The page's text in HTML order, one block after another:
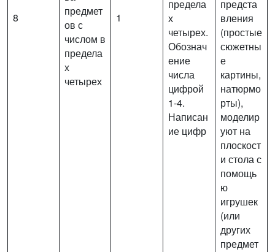
предела
х
четырех.
Обознач
ение
числа
цифрой
1-4.
Написан
ие цифр
предста
вления
(простые
сюжетны
е
картины,
натюрмо
рты),
моделир
уют на
плоскост
и стола с
помощь
ю
игрушек
(или
других
предмет
8
предмет
ов с
числом в
предела
х
четырех
1